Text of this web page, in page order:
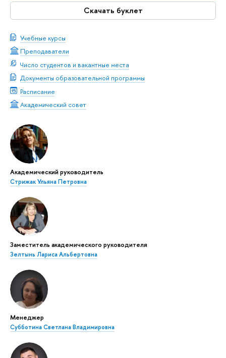
Скачать буклет
Учебные курсы
Преподаватели
Число студентов и вакантные места
Документы образовательной программы
Расписание
Академический совет
Академический руководитель
Стрижак Ульяна Петровна
Заместитель академического руководителя
Зелтынь Лариса Альбертовна
Менеджер
Субботина Светлана Владимировна